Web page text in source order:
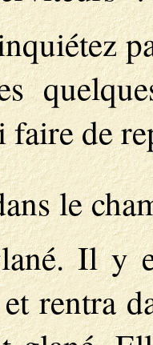
faire de
le
Il y
rentra